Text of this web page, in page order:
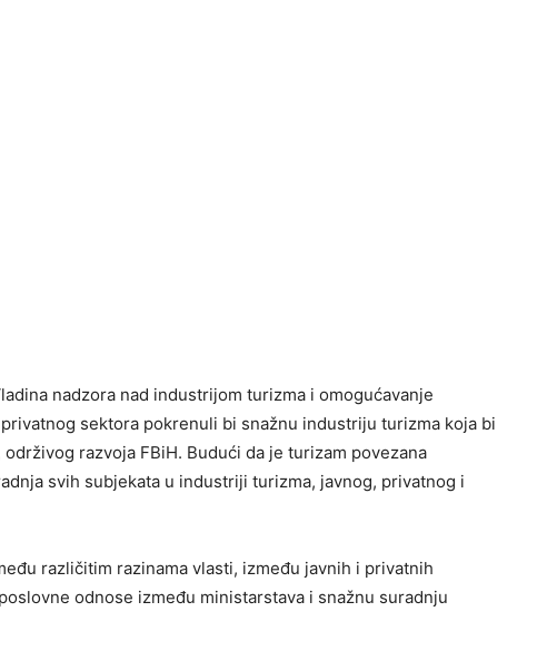
nadzora nad industrijom turizma i omogućavanje
sektora pokrenuli bi snažnu industriju turizma koja bi
razvoja FBiH. Budući da je turizam povezana
svih subjekata u industriji turizma, javnog, privatnog i
različitim razinama vlasti, između javnih i privatnih
odnose između ministarstava i snažnu suradnju